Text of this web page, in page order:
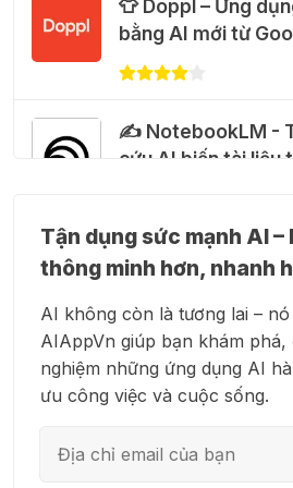
🎁 Hướng dẫn nhận
tháng miễn phí
28 Thg 07 2026
Cảnh báo: Xuất
27 Thg 07 2026
trình miễn phí dành
15 Thg 07 2026
🎁 Hướng dẫn nhận
đầu + 1.250 Codex
👕 Doppl – Ứng
bằng AI mới từ
✍️ NotebookLM -
cứu AI biến tài liệu
👗 Higgsfield AI –
thành phim chất
💻 Blackbox AI -
thông minh
Tận dụng sức mạnh AI –
thông minh hơn, nhanh
AI không còn là tương lai –
AIAppVn giúp bạn khám phá,
nghiệm những ứng dụng AI
ưu công việc và cuộc sống.